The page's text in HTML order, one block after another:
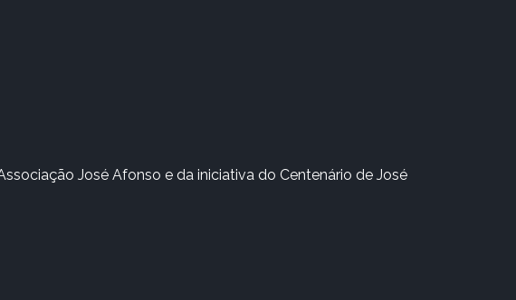
José Afonso e da iniciativa do Centenário de José